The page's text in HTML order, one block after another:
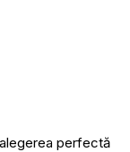
perfectă